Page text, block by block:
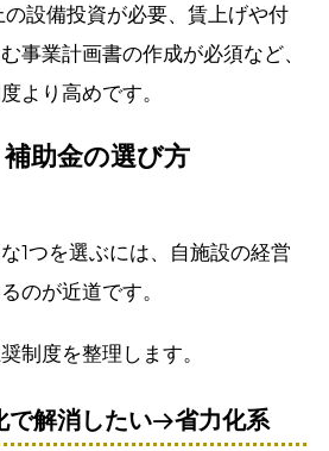
設備投資が必要、賃上げや付
事業計画書の作成が必須など、
より高めです。
助金の選び方
1つを選ぶには、自施設の経営
のが近道です。
制度を整理します。
で解消したい→省力化系